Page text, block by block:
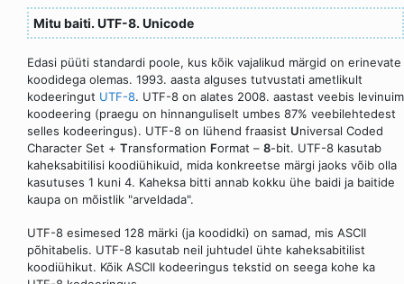
Mitu baiti. UTF-8. Unicode
Edasi püüti standardi poole, kus kõik vajalikud märgid on erinevate
koodidega olemas. 1993. aasta alguses tutvustati ametlikult
kodeeringut UTF-8. UTF-8 on alates 2008. aastast veebis levinuim
koodeering (praegu on hinnanguliselt umbes 87% veebilehtedest
selles kodeeringus). UTF-8 on lühend fraasist Universal Coded
Character Set + Transformation Format – 8-bit. UTF-8 kasutab
kaheksabitilisi koodiühikuid, mida konkreetse märgi jaoks võib olla
kasutuses 1 kuni 4. Kaheksa bitti annab kokku ühe baidi ja baitide
kaupa on mõistlik "arveldada".
UTF-8 esimesed 128 märki (ja koodidki) on samad, mis ASCII
põhitabelis. UTF-8 kasutab neil juhtudel ühte kaheksabitilist
koodiühikut. Kõik ASCII kodeeringus tekstid on seega kohe ka